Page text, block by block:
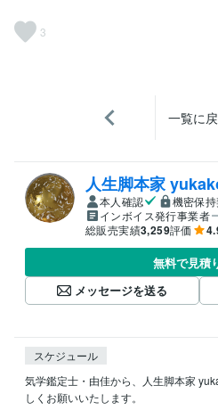
3
一覧に
人生脚本家
本人確認
機密保
インボイス発行事業者
総販売実績3,259評価
無料で見積
メッセージを送る
スケジュール
気学鑑定士・由佳から、人生脚本家